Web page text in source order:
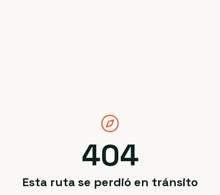
404
Esta ruta se perdió en tránsito